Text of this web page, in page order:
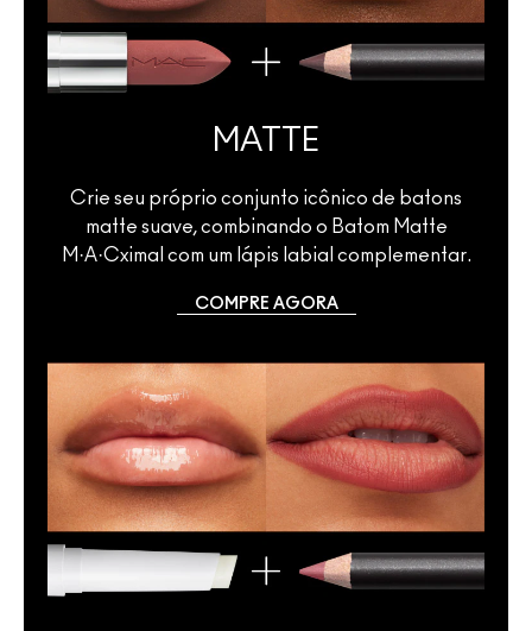
MATTE
Crie seu próprio conjunto icônico de batons
matte suave, combinando o Batom Matte
M·A·Cximal com um lápis labial complementar.
COMPRE AGORA